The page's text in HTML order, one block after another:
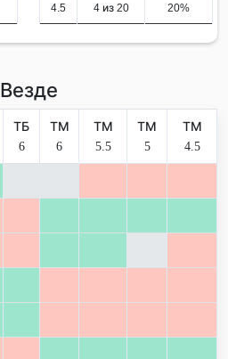
4.5 4 из 20 20%
Везде
ТБ
6
ТМ
6
ТМ
5.5
ТМ
5
ТМ
4.5